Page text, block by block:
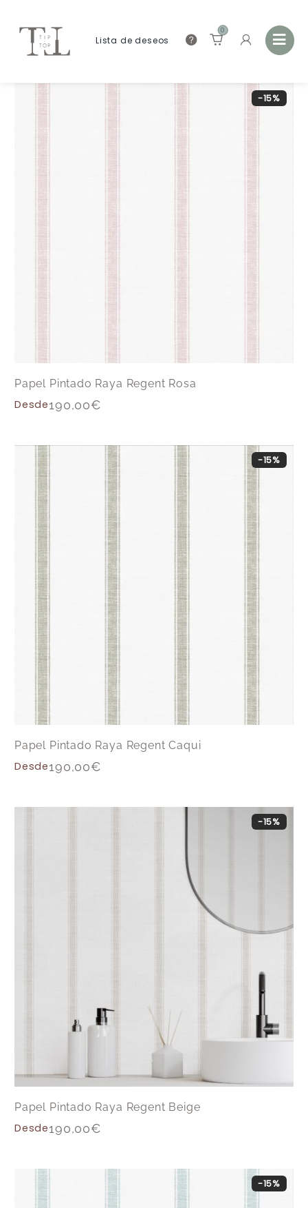
Lista de deseos
0
Papel Pintado Raya Regent Rosa
Desde190,00€
-15%
Papel Pintado Raya Regent Caqui
Desde190,00€
-15%
Papel Pintado Raya Regent Beige
Desde190,00€
-15%
-15%